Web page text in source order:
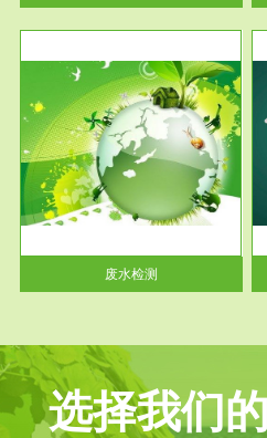
废水检测
服务范围
废气测试
检测范围工业废气检测包括有机
废气和无机废气。有机废气主要
包括...
选择我们